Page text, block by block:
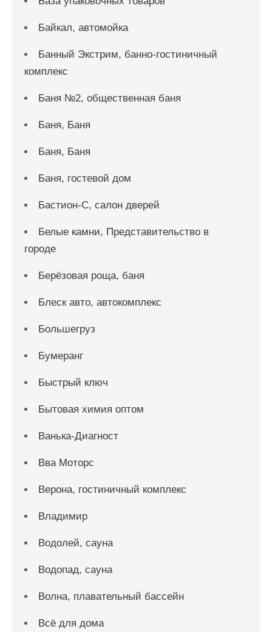
Байкал, автомойка
Банный Экстрим, банно-гостиничный
комплекс
Баня №2, общественная баня
Баня, Баня
Баня, Баня
Баня, гостевой дом
Бастион-С, салон дверей
Белые камни, Представительство в
городе
Берёзовая роща, баня
Блеск авто, автокомплекс
Большегруз
Бумеранг
Быстрый ключ
Бытовая химия оптом
Ванька-Диагност
Вва Моторс
Верона, гостиничный комплекс
Владимир
Водолей, сауна
Водопад, сауна
Волна, плавательный бассейн
Всё для дома